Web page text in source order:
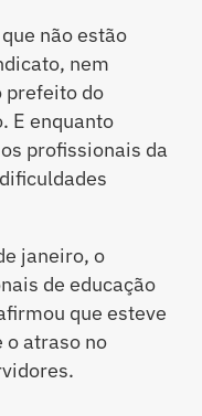
não estão
nem
prefeito do
E enquanto
profissionais da
janeiro, o
de educação
que esteve
o atraso no